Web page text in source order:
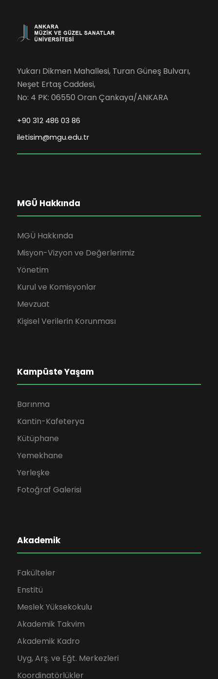
Yukarı Dikmen Mahallesi, Turan Güneş Bulvarı,
Neşet Ertaş Caddesi,
No: 4 PK: 06550 Oran Çankaya/ANKARA
+90 312 486 03 86
iletisim@mgu.edu.tr
MGÜ Hakkında
MGÜ Hakkında
Misyon-Vizyon ve Değerlerimiz
Yönetim
Kurul ve Komisyonlar
Mevzuat
Kişisel Verilerin Korunması
Kampüste Yaşam
Barınma
Kantin-Kafeterya
Kütüphane
Yemekhane
Yerleşke
Fotoğraf Galerisi
Akademik
Fakülteler
Enstitü
Meslek Yüksekokulu
Akademik Takvim
Akademik Kadro
Uyg, Arş. ve Eğt. Merkezleri
Koordinatörlükler